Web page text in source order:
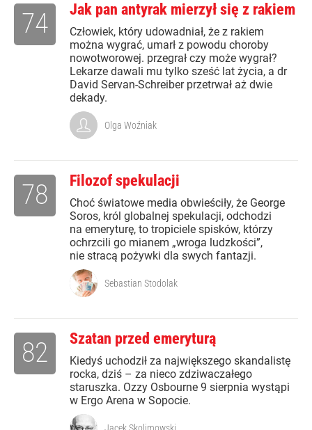
Jak pan antyrak mierzył się z rakiem
Człowiek, który udowadniał, że z rakiem
można wygrać, umarł z powodu choroby
nowotworowej. przegrał czy może wygrał?
Lekarze dawali mu tylko sześć lat życia, a dr
David Servan-Schreiber przetrwał aż dwie
dekady.
74
Olga Woźniak
Filozof spekulacji
Choć światowe media obwieściły, że George
Soros, król globalnej spekulacji, odchodzi
na emeryturę, to tropiciele spisków, którzy
ochrzcili go mianem „wroga ludzkości”,
nie stracą pożywki dla swych fantazji.
78
Sebastian Stodolak
Szatan przed emeryturą
Kiedyś uchodził za największego skandalistę
rocka, dziś – za nieco zdziwaczałego
staruszka. Ozzy Osbourne 9 sierpnia wystąpi
w Ergo Arena w Sopocie.
82